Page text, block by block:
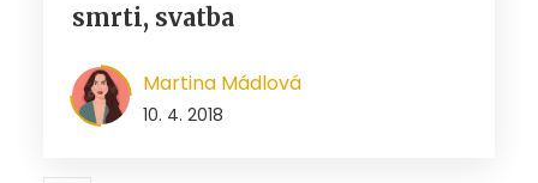
smrti, svatba
Martina Mádlová
10. 4. 2018